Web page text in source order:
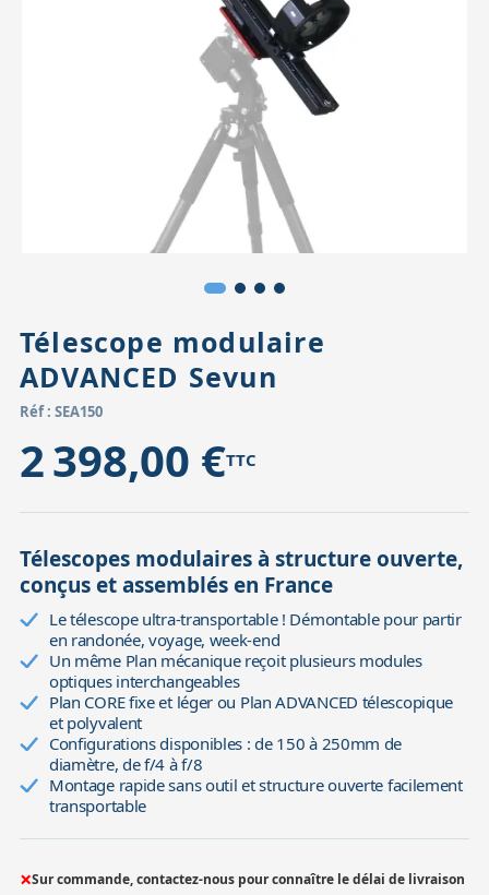
Accessoires pour montures
Télescope modulaire
ADVANCED Sevun
Réf : SEA150
2 398,00 €TTC
Télescopes modulaires à structure ouverte,
conçus et assemblés en France
Le télescope ultra-transportable ! Démontable pour partir
en randonée, voyage, week-end
Un même Plan mécanique reçoit plusieurs modules
optiques interchangeables
Plan CORE fixe et léger ou Plan ADVANCED télescopique
et polyvalent
Configurations disponibles : de 150 à 250mm de
diamètre, de f/4 à f/8
Montage rapide sans outil et structure ouverte facilement
transportable
×Sur commande, contactez-nous pour connaître le délai de livraison